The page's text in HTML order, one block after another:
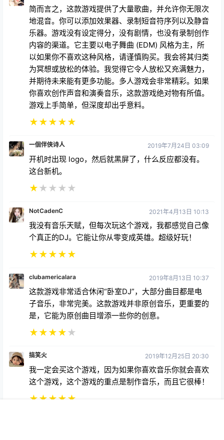
简而言之，这款游戏提供了大量歌曲，并允许你无限次
地混音。你可以添加效果器、录制短音符序列以及静音
乐器。游戏没有设定得分，没有剧情，也没有录制创作
内容的渠道。它主要以电子舞曲 (EDM) 风格为主，所
以如果你不喜欢这种风格，请谨慎购买。我会将其归类
为冥想或放松的体验。我觉得它令人放松又充满魅力，
并期待未来能有更多功能。多人游戏会非常精彩。如果
你喜欢创作声音和演奏音乐，这款游戏绝对物有所值。
游戏上手简单，但深度却出乎意料。
★★★★★
一個伴俠诗人 2019年7月24日 03:09
开机时出现 logo，然后就黑屏了，什么反应都没有。
这台新机。
★★ ★ ★ ★
NotCadenC 2021年4月13日 10:13
我没有音乐天赋，但每次玩这个游戏，我都感觉自己像
个真正的DJ。它能让你从零变成英雄。超级好玩！
★★★★★
clubamericalara 2019年8月13日 10:37
这款游戏非常适合休闲“卧室DJ”，大部分曲目都是电
子音乐，非常完美。这款游戏并非原创音乐，更重要的
是，它能为原创曲目增添一些你的创意。
★★★★★
搞笑火 2019年12月25日 20:30
我一定会买这个游戏，因为如果你喜欢音乐你就会喜欢
这个游戏，这个游戏的重点是制作音乐，而且它很棒！
★★★★★